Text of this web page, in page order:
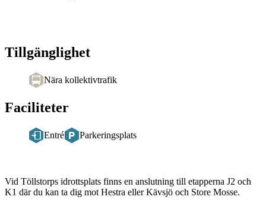
Tillgänglighet
Nära kollektivtrafik
Faciliteter
Entré Parkeringsplats
Vid Töllstorps idrottsplats finns en anslutning till etapperna J2 och
K1 där du kan ta dig mot Hestra eller Kävsjö och Store Mosse.